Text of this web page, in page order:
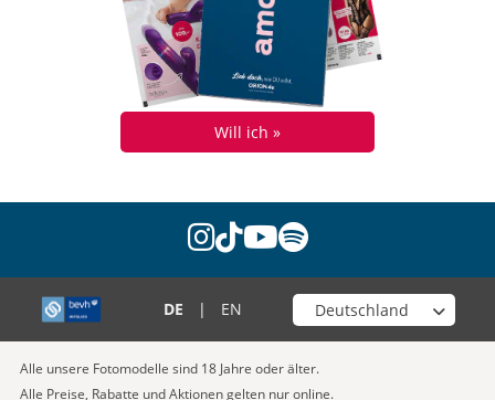
Will ich »
instagram
tiktok
youtube
spotify
DE | EN Wähle deinen Shop
Alle unsere Fotomodelle sind 18 Jahre oder älter.
Alle Preise, Rabatte und Aktionen gelten nur online.